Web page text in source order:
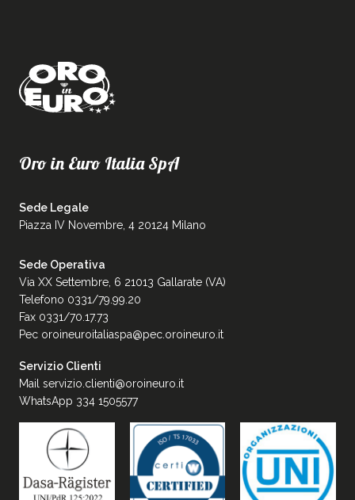
Oro in Euro Italia SpA
Sede Legale
Piazza IV Novembre, 4 20124 Milano
Sede Operativa
Via XX Settembre, 6 21013 Gallarate (VA)
Telefono 0331/79.99.20
Fax 0331/70.17.73
Pec oroineuroitaliaspa@pec.oroineuro.it
Servizio Clienti
Mail servizio.clienti@oroineuro.it
WhatsApp 334 1505577